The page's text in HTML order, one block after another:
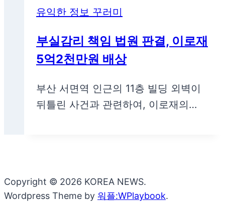
유익한 정보 꾸러미
부실감리 책임 법원 판결, 이로재
5억2천만원 배상
부산 서면역 인근의 11층 빌딩 외벽이
뒤틀린 사건과 관련하여, 이로재의…
Copyright © 2026 KOREA NEWS.
Wordpress Theme by 워플:WPlaybook.